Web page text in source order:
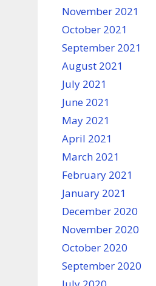
November 2021
October 2021
September 2021
August 2021
July 2021
June 2021
May 2021
April 2021
March 2021
February 2021
January 2021
December 2020
November 2020
October 2020
September 2020